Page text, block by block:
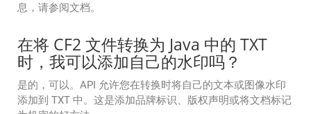
息，请参阅文档。
在将 CF2 文件转换为 Java 中的 TXT
时，我可以添加自己的水印吗？
是的，可以。API 允许您在转换时将自己的文本或图像水印
添加到 TXT 中。这是添加品牌标识、版权声明或将文档标记